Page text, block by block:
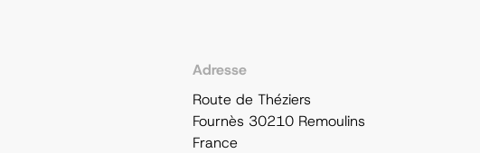
Adresse
Route de Théziers
Fournès 30210 Remoulins
France